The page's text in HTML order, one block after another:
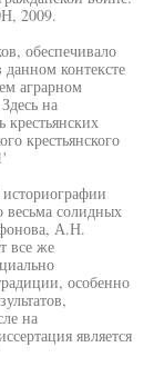
2009.
обеспечивало
контексте
аграрном
на
крестьянских
крестьянского
весьма солидных
А.Н.
все же
особенно
на
является